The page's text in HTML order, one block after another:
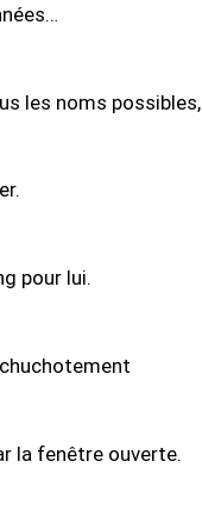
les noms possibles,
pour lui.
chuchotement
la fenêtre ouverte.